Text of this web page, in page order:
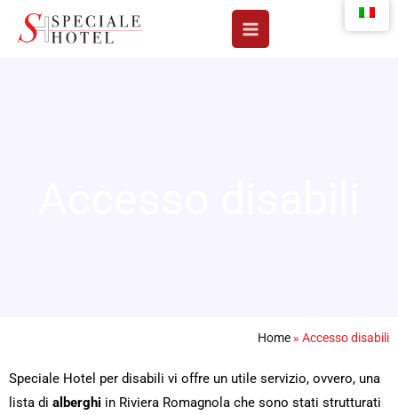
Home » Accesso disabili
Speciale Hotel per disabili vi offre un utile servizio, ovvero, una
lista di alberghi in Riviera Romagnola che sono stati strutturati